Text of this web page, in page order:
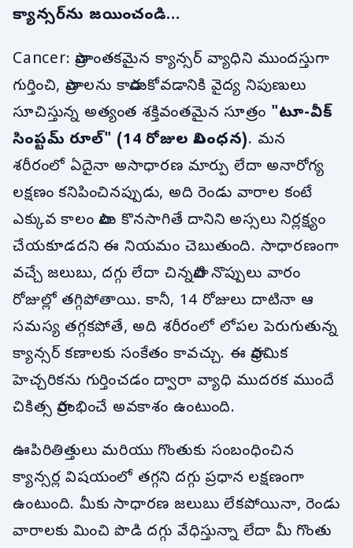
క్యాన్సర్‌ను జయించండి…
Cancer: ప్రాణాంతకమైన క్యాన్సర్ వ్యాధిని ముందస్తుగా
గుర్తించి, ప్రాణాలను కాపాడుకోవడానికి వైద్య నిపుణులు
సూచిస్తున్న అత్యంత శక్తివంతమైన సూత్రం "టూ-వీక్
సింప్టమ్ రూల్" (14 రోజుల నిబంధన). మన
శరీరంలో ఏదైనా అసాధారణ మార్పు లేదా అనారోగ్య
లక్షణం కనిపించినప్పుడు, అది రెండు వారాల కంటే
ఎక్కువ కాలం పాటు కొనసాగితే దానిని అస్సలు నిర్లక్ష్యం
చేయకూడదని ఈ నియమం చెబుతుంది. సాధారణంగా
వచ్చే జలుబు, దగ్గు లేదా చిన్నపాటి నొప్పులు వారం
రోజుల్లో తగ్గిపోతాయి. కానీ, 14 రోజులు దాటినా ఆ
సమస్య తగ్గకపోతే, అది శరీరంలో లోపల పెరుగుతున్న
క్యాన్సర్ కణాలకు సంకేతం కావచ్చు. ఈ ప్రాథమిక
హెచ్చరికను గుర్తించడం ద్వారా వ్యాధి ముదరక ముందే
చికిత్స ప్రారంభించే అవకాశం ఉంటుంది.
ఊపిరితిత్తులు మరియు గొంతుకు సంబంధించిన
క్యాన్సర్ల విషయంలో తగ్గని దగ్గు ప్రధాన లక్షణంగా
ఉంటుంది. మీకు సాధారణ జలుబు లేకపోయినా, రెండు
వారాలకు మించి పొడి దగ్గు వేధిస్తున్నా లేదా మీ గొంతు